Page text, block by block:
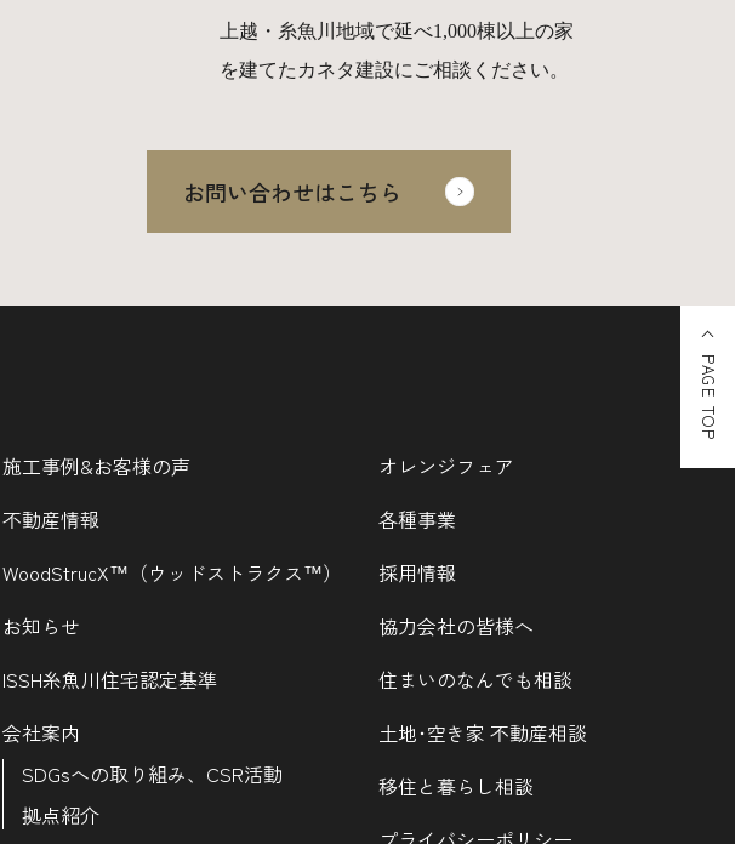
上越・糸魚川地域で延べ1,000棟以上の家
を建てたカネタ建設にご相談ください。
お問い合わせはこちら
施工事例&お客様の声
不動産情報
WoodStrucX™（ウッドストラクス™）
お知らせ
ISSH糸魚川住宅認定基準
会社案内
SDGsへの取り組み、CSR活動
拠点紹介
オレンジフェア
各種事業
採用情報
協力会社の皆様へ
住まいのなんでも相談
土地･空き家 不動産相談
移住と暮らし相談
PAGE TOP